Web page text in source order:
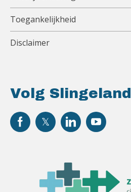
Volg Slingeland
Toegankelijkheid
Disclaimer